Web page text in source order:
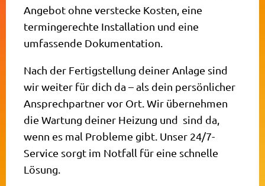
Angebot ohne verstecke Kosten, eine
termingerechte Installation und eine
umfassende Dokumentation.
Nach der Fertigstellung deiner Anlage sind
wir weiter für dich da – als dein persönlicher
Ansprechpartner vor Ort. Wir übernehmen
die Wartung deiner Heizung und sind da,
wenn es mal Probleme gibt. Unser 24/7-
Service sorgt im Notfall für eine schnelle
Lösung.